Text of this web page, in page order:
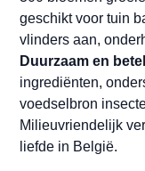
geschikt voor tuin
vlinders aan,
Duurzaam en
ingrediënten,
voedselbron
Milieuvriendelijk
liefde in België.